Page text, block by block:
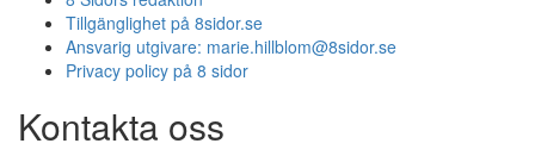
Tillgänglighet på 8sidor.se
Ansvarig utgivare: marie.hillblom@8sidor.se
Privacy policy på 8 sidor
Kontakta oss